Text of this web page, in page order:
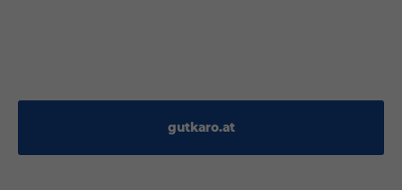
gutkaro.at